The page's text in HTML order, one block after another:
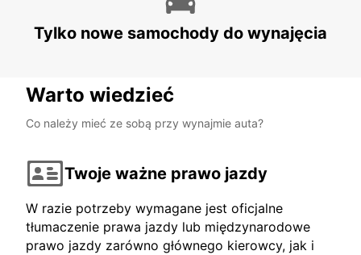
Tylko nowe samochody do wynajęcia
Warto wiedzieć
Co należy mieć ze sobą przy wynajmie auta?
Twoje ważne prawo jazdy
W razie potrzeby wymagane jest oficjalne
tłumaczenie prawa jazdy lub międzynarodowe
prawo jazdy zarówno głównego kierowcy, jak i